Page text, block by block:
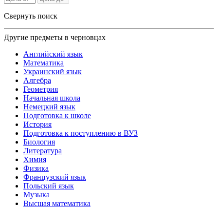
Свернуть поиск
Другие предметы в черновцах
Английский язык
Математика
Украинский язык
Алгебра
Геометрия
Начальная школа
Немецкий язык
Подготовка к школе
История
Подготовка к поступлению в ВУЗ
Биология
Литература
Химия
Физика
Французский язык
Польский язык
Музыка
Высшая математика